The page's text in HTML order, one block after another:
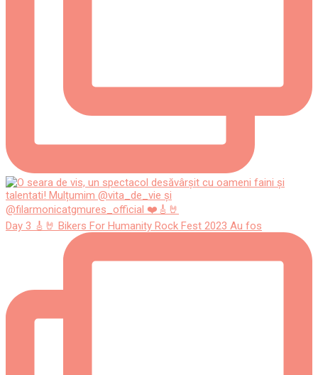
Day 3 🎸🤘 Bikers For Humanity Rock Fest 2023 Au fos